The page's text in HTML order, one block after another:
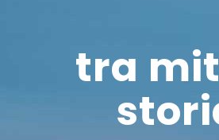
tra